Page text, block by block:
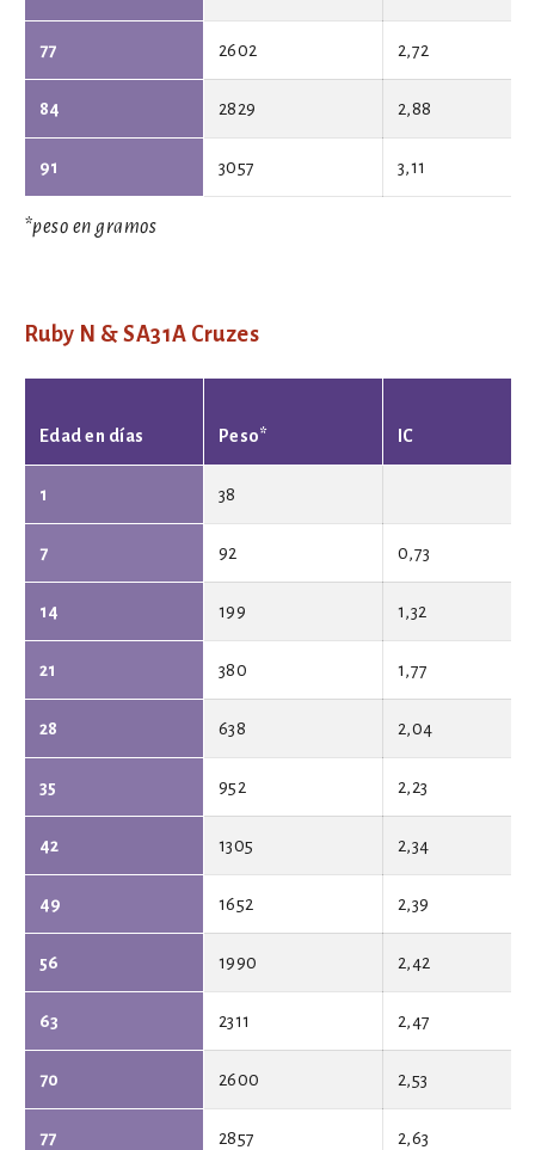
77 2602 2,72
84 2829 2,88
91 3057 3,11
*peso en gramos
Ruby N & SA31A Cruzes
Edad en días Peso* IC
1 38
7 92 0,73
14 199 1,32
21 380 1,77
28 638 2,04
35 952 2,23
42 1305 2,34
49 1652 2,39
56 1990 2,42
63 2311 2,47
70 2600 2,53
77 2857 2,63